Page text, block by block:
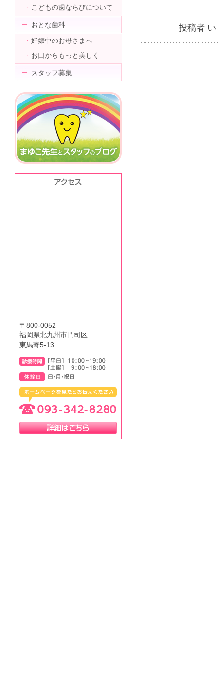
投稿者
こどもの歯ならびについて
おとな歯科
妊娠中のお母さまへ
お口からもっと美しく
スタッフ募集
〒800-0052
福岡県北九州市門司区
東馬寄5-13